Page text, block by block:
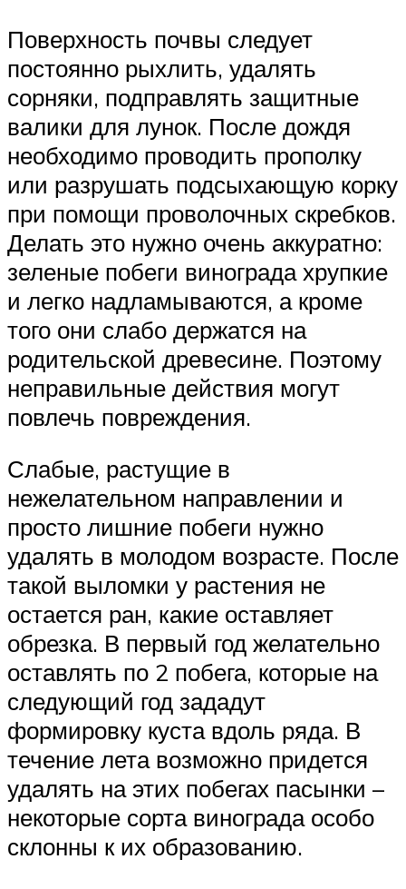
Поверхность почвы следует
постоянно рыхлить, удалять
сорняки, подправлять защитные
валики для лунок. После дождя
необходимо проводить прополку
или разрушать подсыхающую корку
при помощи проволочных скребков.
Делать это нужно очень аккуратно:
зеленые побеги винограда хрупкие
и легко надламываются, а кроме
того они слабо держатся на
родительской древесине. Поэтому
неправильные действия могут
повлечь повреждения.
Слабые, растущие в
нежелательном направлении и
просто лишние побеги нужно
удалять в молодом возрасте. После
такой выломки у растения не
остается ран, какие оставляет
обрезка. В первый год желательно
оставлять по 2 побега, которые на
следующий год зададут
формировку куста вдоль ряда. В
течение лета возможно придется
удалять на этих побегах пасынки –
некоторые сорта винограда особо
склонны к их образованию.